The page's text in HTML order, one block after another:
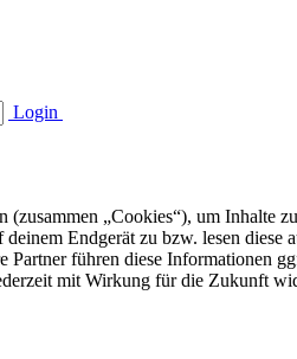
Login
„Cookies“), um Inhalte
Endgerät zu bzw. lesen
Partner führen diese
mit Wirkung für die Zukunft